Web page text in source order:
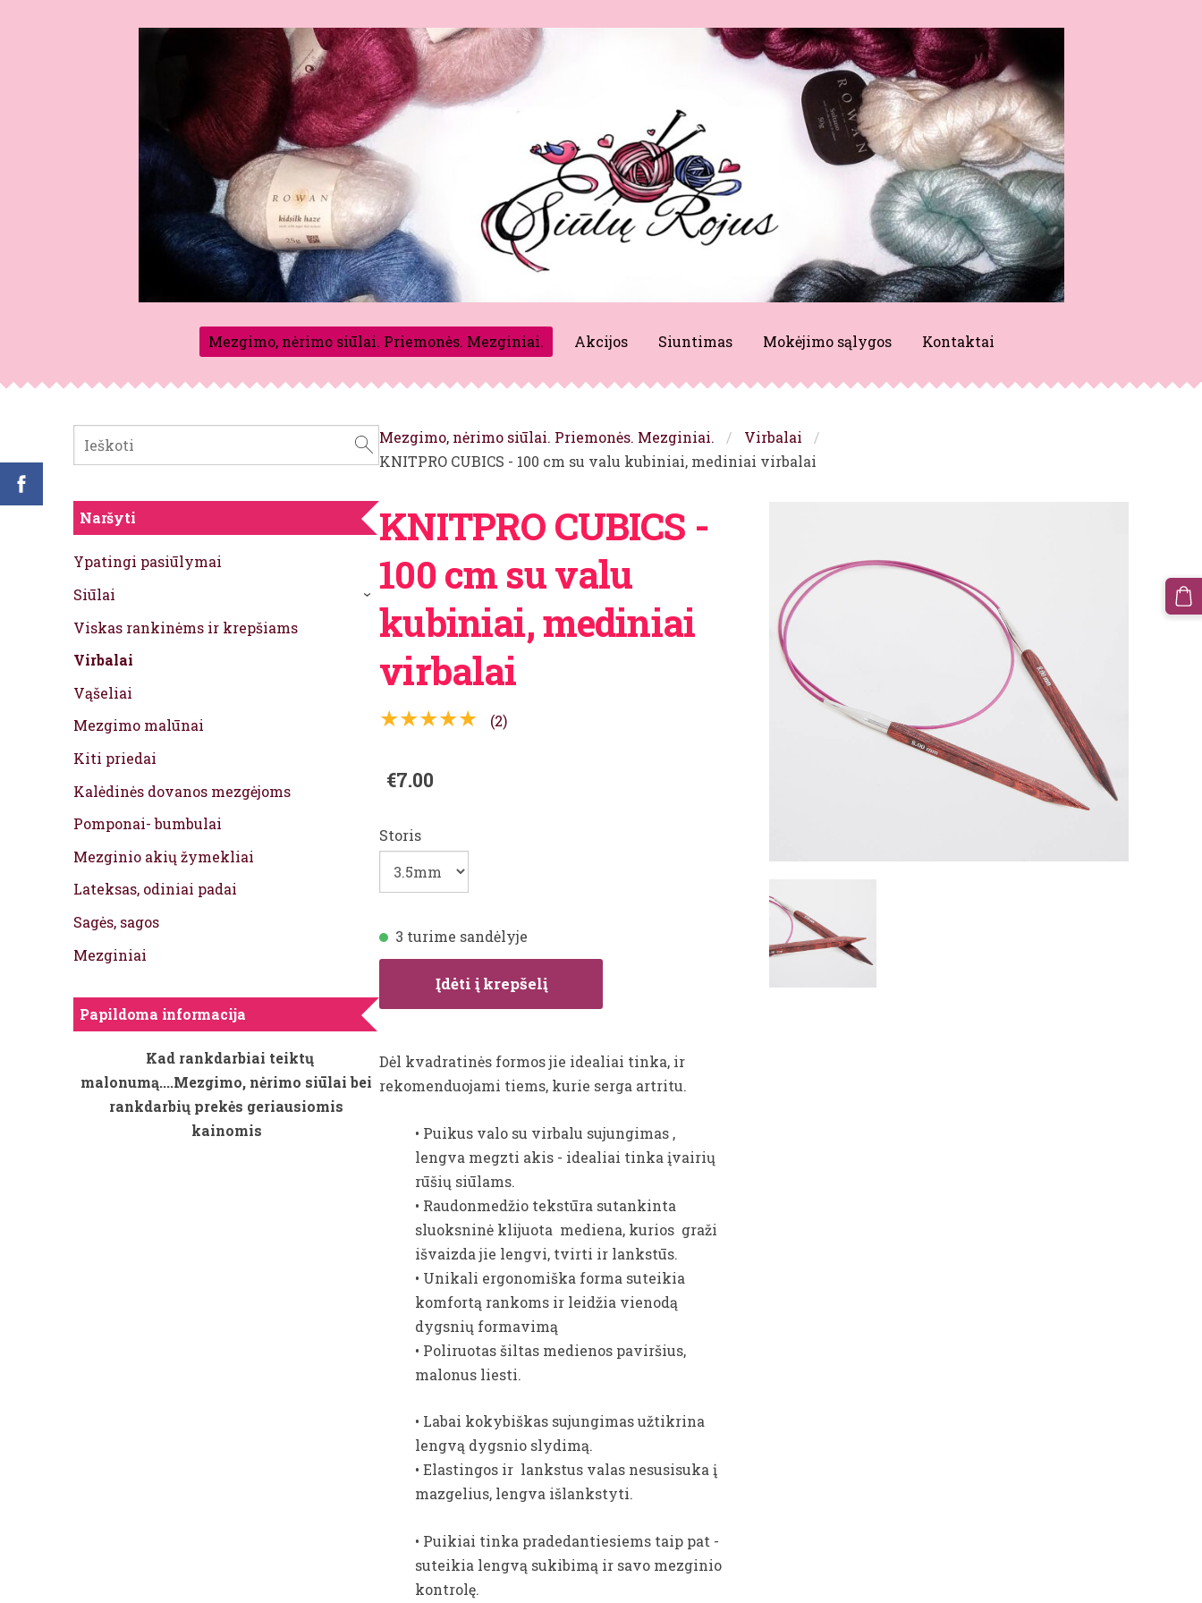
Mezgimo, nėrimo siūlai. Priemonės. Mezginiai. Akcijos Siuntimas Mokėjimo sąlygos Kontaktai
Naršyti
Ypatingi pasiūlymai
Siūlai
›
Viskas rankinėms ir krepšiams
Virbalai
Vąšeliai
Mezgimo malūnai
Kiti priedai
Kalėdinės dovanos mezgėjoms
Pomponai- bumbulai
Mezginio akių žymekliai
Lateksas, odiniai padai
Sagės, sagos
Mezginiai
Papildoma informacija
Kad rankdarbiai teiktų
malonumą....Mezgimo, nėrimo siūlai bei
rankdarbių prekės geriausiomis
kainomis
Mezgimo, nėrimo siūlai. Priemonės. Mezginiai.
Virbalai
KNITPRO CUBICS - 100 cm su valu kubiniai, mediniai virbalai
KNITPRO CUBICS -
100 cm su valu
kubiniai, mediniai
virbalai
★★★★★ (2)
€7.00
Storis
3 turime sandėlyje
Įdėti į krepšelį
Dėl kvadratinės formos jie idealiai tinka, ir
rekomenduojami tiems, kurie serga artritu.
• Puikus valo su virbalu sujungimas ,
lengva megzti akis - idealiai tinka įvairių
rūšių siūlams.
• Raudonmedžio tekstūra sutankinta
sluoksninė klijuota mediena, kurios graži
išvaizda jie lengvi, tvirti ir lankstūs.
• Unikali ergonomiška forma suteikia
komfortą rankoms ir leidžia vienodą
dygsnių formavimą
• Poliruotasšiltas medienos paviršius,
malonus liesti.
• Labai kokybiškas sujungimasužtikrina
lengvą dygsnio slydimą.
• Elastingos ir lankstus valas nesusisuka į
mazgelius, lengva išlankstyti.
• Puikiai tinka pradedantiesiems taip pat -
suteikia lengvą sukibimą ir savo mezginio
kontrolę.